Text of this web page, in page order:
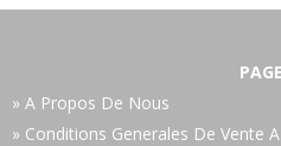
A Propos De Nous
Conditions Generales De Vente